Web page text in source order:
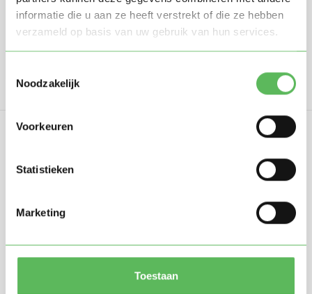
informatie die u aan ze heeft verstrekt of die ze hebben
verzameld op basis van uw gebruik van hun services.
Noodzakelijk
Voorkeuren
Statistieken
Marketing
Toestaan
Gratis aanmelden
in 2017, bedoeld om ouders, oppassers en
brengen.